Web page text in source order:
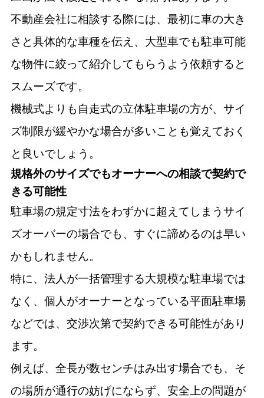
不動産会社に相談する際には、最初に車の大き
さと具体的な車種を伝え、大型車でも駐車可能
な物件に絞って紹介してもらうよう依頼すると
スムーズです。
機械式よりも自走式の立体駐車場の方が、サイ
ズ制限が緩やかな場合が多いことも覚えておく
と良いでしょう。
規格外のサイズでもオーナーへの相談で契約で
きる可能性
駐車場の規定寸法をわずかに超えてしまうサイ
ズオーバーの場合でも、すぐに諦めるのは早い
かもしれません。
特に、法人が一括管理する大規模な駐車場では
なく、個人がオーナーとなっている平面駐車場
などでは、交渉次第で契約できる可能性があり
ます。
例えば、全長が数センチはみ出す場合でも、そ
の場所が通行の妨げにならず、安全上の問題が